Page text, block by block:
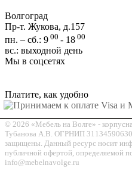
Волгоград
Пр-т. Жукова, д.157
пн. – сб.: 9 00 - 18 00
вс.: выходной день
Мы в соцсетях
Платите, как удобно
© 2026 «Мебель на Волге» -
Тубанова А.В. ОГРНИП
защищены. Данный ресурс носит
публичной офертой, определяемой
info@mebelnavolge.ru